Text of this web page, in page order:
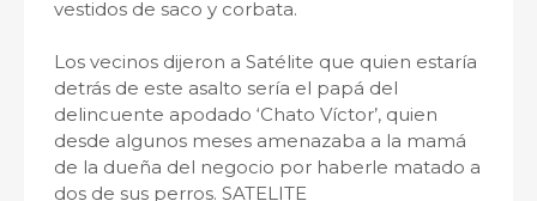
vestidos de saco y corbata.
Los vecinos dijeron a Satélite que quien estaría
detrás de este asalto sería el papá del
delincuente apodado ‘Chato Víctor’, quien
desde algunos meses amenazaba a la mamá
de la dueña del negocio por haberle matado a
dos de sus perros. SATELITE